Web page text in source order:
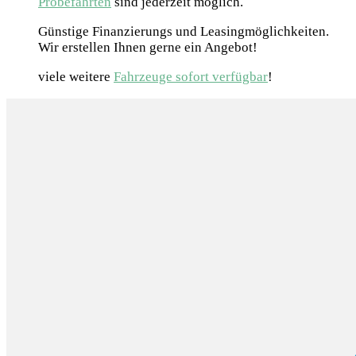
Günstige Finanzierungs und Leasingmöglichkeiten.
Wir erstellen Ihnen gerne ein Angebot!
viele weitere Fahrzeuge sofort verfügbar!